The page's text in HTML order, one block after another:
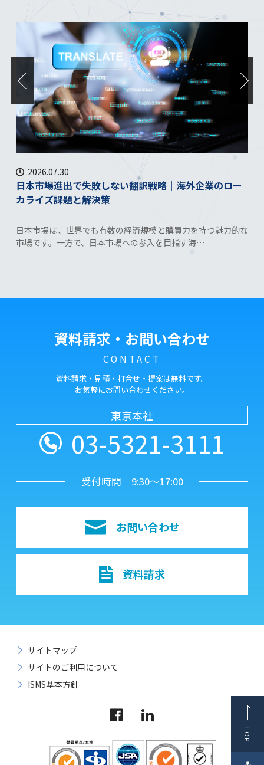
2026.07.30
日本市場進出で失敗しない翻訳戦略｜海外企業のロー
カライズ課題と解決策
日本市場は、世界でも有数の経済規模と購買力を持つ魅力的な
市場です。一方で、日本市場への参入を目指す海…
資料請求・お問い合わせ
CONTACT
資料請求・見積・打合せ・提案は無料です。
お気軽にお問い合わせください。
03-5321-3111
東京本社
受付時間 9:30～17:00
お問い合わせ
資料請求
サイトマップ
サイトのご利用について
ISMS基本方針
TOP